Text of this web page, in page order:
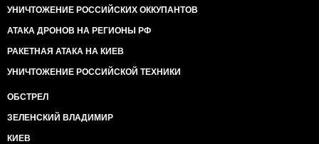
УНИЧТОЖЕНИЕ РОССИЙСКИХ ОККУПАНТОВ
АТАКА ДРОНОВ НА РЕГИОНЫ РФ
РАКЕТНАЯ АТАКА НА КИЕВ
УНИЧТОЖЕНИЕ РОССИЙСКОЙ ТЕХНИКИ
ОБСТРЕЛ
ЗЕЛЕНСКИЙ ВЛАДИМИР
КИЕВ